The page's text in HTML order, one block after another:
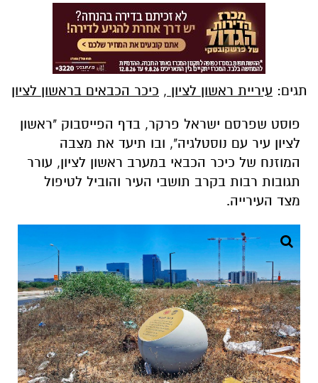
תגים: עיריית ראשון לציון , כיכר הכבאים בראשון לציון
פוסט שפרסם ישראל פרקר, בדף הפייסבוק "ראשון
לציון עיר עם נוסטלגיה", ובו תיעד את מצבה
המוזנח של כיכר הכבאי במערב ראשון לציון, עורר
תגובות רבות בקרב תושבי העיר והוביל לטיפול
מצד העירייה.